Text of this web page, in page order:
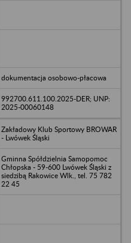
dokumentacja osobowo-płacowa
992700.611.100.2025-DER; UNP:
2025-00060148
Zakładowy Klub Sportowy BROWAR
- Lwówek Śląski
Gminna Spółdzielnia Samopomoc
Chłopska - 59-600 Lwówek Śląski z
siedzibą Rakowice Wlk., tel. 75 782
22 45